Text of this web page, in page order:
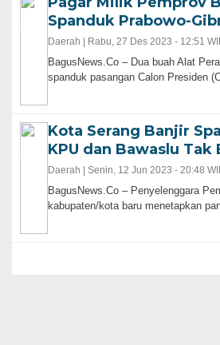
Spanduk Prabowo-
Daerah | Rabu, 27 Des 2023 - 12:51
BagusNews.Co – Dua buah Alat
spanduk pasangan Calon Presiden
Kota Serang Banjir
KPU dan Bawaslu Tak
Daerah | Senin, 12 Jun 2023 - 20:48
BagusNews.Co – Penyelenggara
kabupaten/kota baru menetapkan